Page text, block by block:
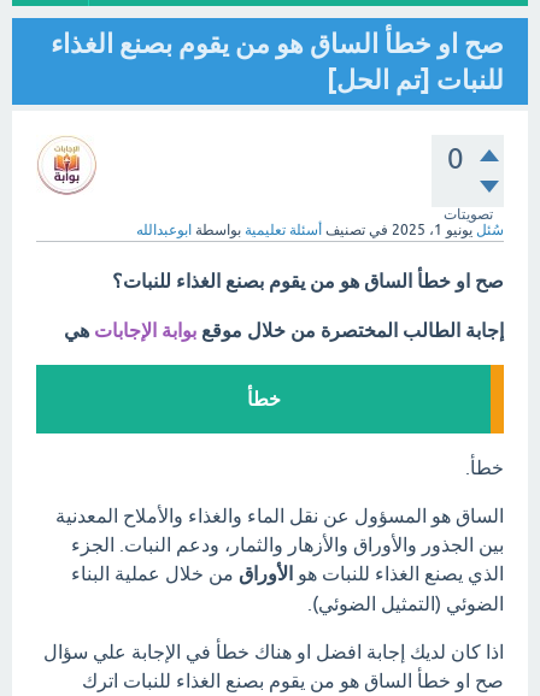
صح او خطأ الساق هو من يقوم بصنع الغذاء
للنبات [تم الحل]
0
تصويتات
سُئل يونيو 1، 2025 في تصنيف أسئلة تعليمية بواسطة ابوعبدالله
صح او خطأ الساق هو من يقوم بصنع الغذاء للنبات؟
إجابة الطالب المختصرة من خلال موقع بوابة الإجابات هي
خطأ
خطأ.
الساق هو المسؤول عن نقل الماء والغذاء والأملاح المعدنية
بين الجذور والأوراق والأزهار والثمار، ودعم النبات. الجزء
الذي يصنع الغذاء للنبات هو الأوراق من خلال عملية البناء
الضوئي (التمثيل الضوئي).
اذا كان لديك إجابة افضل او هناك خطأ في الإجابة علي سؤال
صح او خطأ الساق هو من يقوم بصنع الغذاء للنبات اترك